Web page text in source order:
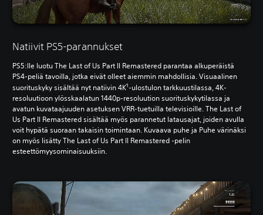
Natiivit PS5-parannukset
PS5:lle luotu The Last of Us Part II Remastered parantaa alkuperäistä
PS4-peliä tavoilla, jotka eivät olleet aiemmin mahdollisia. Visuaalinen
suorituskyky sisältää nyt natiivin 4K1-ulostulon tarkkuustilassa, 4K-
resoluutioon ylösskaalatun 1440p-resoluution suorituskykytilassa ja
avatun kuvataajuuden asetuksen VRR-tuetuilla televisioille. The Last of
Us Part II Remastered sisältää myös parannetut latausajat, joiden avulla
voit hypätä suoraan takaisin toimintaan. Kuvaava puhe ja Puhe värinäksi
on myös lisätty The Last of Us Part II Remastered -pelin
esteettömyysominaisuuksiin.